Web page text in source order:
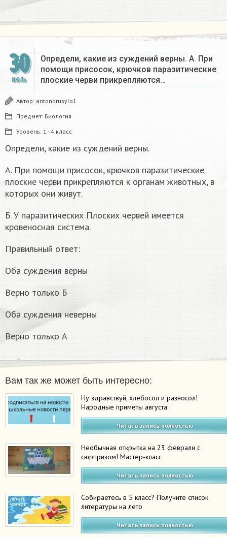
30
ИЮЛЬ
Определи, какие из суждений верны. А. При
помощи присосок, крючков паразитические
плоские черви прикрепляются…
Автор: antonbrusylo1
Предмет: Биология
Уровень: 1 - 4 класс
Определи, какие из суждений верны.
А. При помощи присосок, крючков паразитические
плоские черви прикрепляются к органам животных, в
которых они живут.
Б. У паразитических Плоских червей имеется
кровеносная система.
Правильный ответ:
Оба суждения верны
Верно только Б
Оба суждения неверны
Верно только А
Вам так же может быть интересно:
Ну здравствуй, хлебосол и разносол!
Народные приметы августа
Читать запись полностью
Необычная открытка на 23 февраля с
сюрпризом! Мастер-класс
Читать запись полностью
Собираетесь в 5 класс? Получите список
литературы на лето
Читать запись полностью